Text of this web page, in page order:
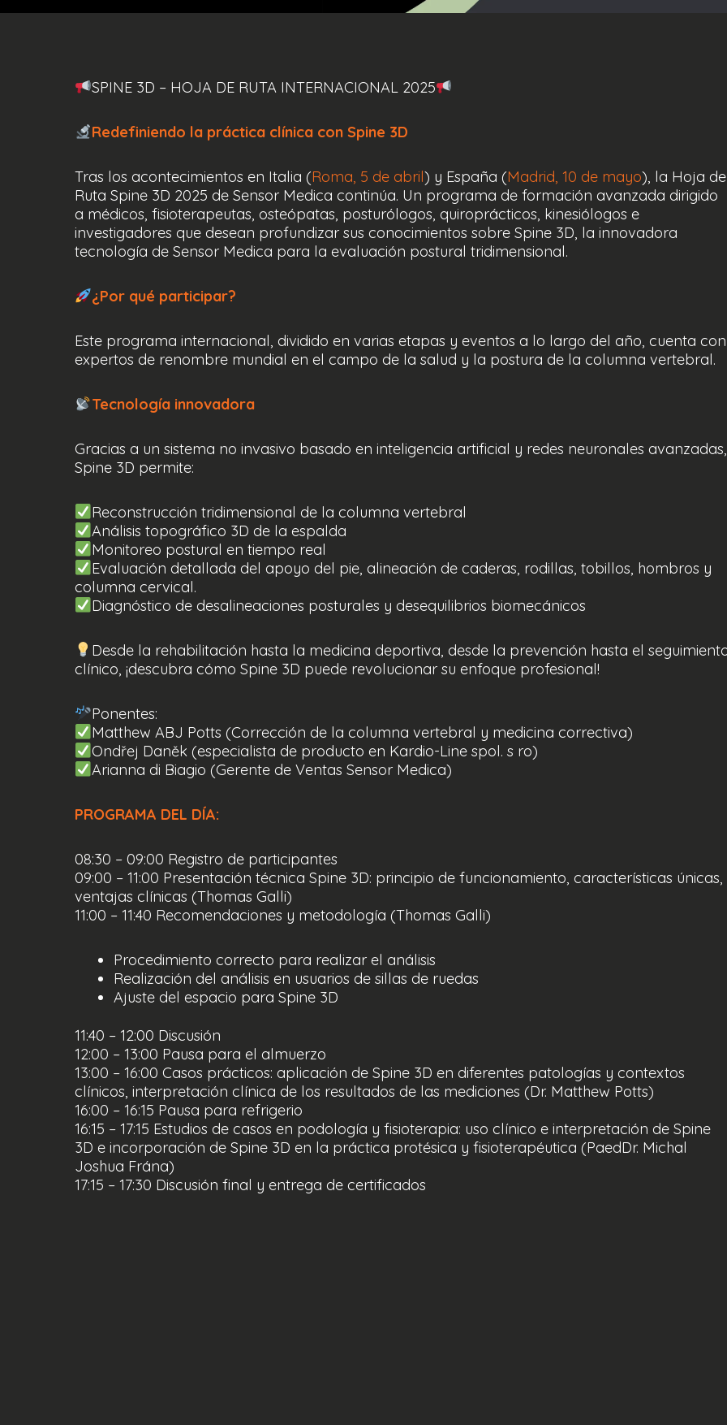
SPINE 3D – HOJA DE RUTA INTERNACIONAL 2025
Redefiniendo la práctica clínica con Spine 3D
Tras los acontecimientos en Italia (Roma, 5 de abril) y España (Madrid, 10 de mayo), la Hoja de
Ruta Spine 3D 2025 de Sensor Medica continúa. Un programa de formación avanzada dirigido
a médicos, fisioterapeutas, osteópatas, posturólogos, quiroprácticos, kinesiólogos e
investigadores que desean profundizar sus conocimientos sobre Spine 3D, la innovadora
tecnología de Sensor Medica para la evaluación postural tridimensional.
¿Por qué participar?
Este programa internacional, dividido en varias etapas y eventos a lo largo del año, cuenta con
expertos de renombre mundial en el campo de la salud y la postura de la columna vertebral.
Tecnología innovadora
Gracias a un sistema no invasivo basado en inteligencia artificial y redes neuronales avanzadas,
Spine 3D permite:
Reconstrucción tridimensional de la columna vertebral
Análisis topográfico 3D de la espalda
Monitoreo postural en tiempo real
Evaluación detallada del apoyo del pie, alineación de caderas, rodillas, tobillos, hombros y
columna cervical.
Diagnóstico de desalineaciones posturales y desequilibrios biomecánicos
Desde la rehabilitación hasta la medicina deportiva, desde la prevención hasta el
clínico, ¡descubra cómo Spine 3D puede revolucionar su enfoque profesional!
Ponentes:
Matthew ABJ Potts (Corrección de la columna vertebral y medicina correctiva)
Ondřej Daněk (especialista de producto en Kardio-Line spol. s ro)
Arianna di Biagio (Gerente de Ventas Sensor Medica)
PROGRAMA DEL DÍA:
08:30 – 09:00 Registro de participantes
09:00 – 11:00 Presentación técnica Spine 3D: principio de funcionamiento, características únicas,
ventajas clínicas (Thomas Galli)
11:00 – 11:40 Recomendaciones y metodología (Thomas Galli)
Procedimiento correcto para realizar el análisis
Realización del análisis en usuarios de sillas de ruedas
Ajuste del espacio para Spine 3D
11:40 – 12:00 Discusión
12:00 – 13:00 Pausa para el almuerzo
13:00 – 16:00 Casos prácticos: aplicación de Spine 3D en diferentes patologías y contextos
clínicos, interpretación clínica de los resultados de las mediciones (Dr. Matthew Potts)
16:00 – 16:15 Pausa para refrigerio
16:15 – 17:15 Estudios de casos en podología y fisioterapia: uso clínico e interpretación de Spine
3D e incorporación de Spine 3D en la práctica protésica y fisioterapéutica (PaedDr. Michal
Joshua Frána)
17:15 – 17:30 Discusión final y entrega de certificados